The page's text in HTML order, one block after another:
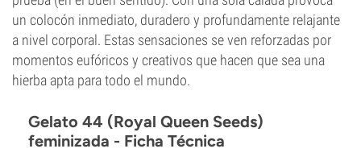
un colocón inmediato, duradero y profundamente relajante
a nivel corporal. Estas sensaciones se ven reforzadas por
momentos eufóricos y creativos que hacen que sea una
hierba apta para todo el mundo.
Gelato 44 (Royal Queen Seeds)
feminizada - Ficha Técnica